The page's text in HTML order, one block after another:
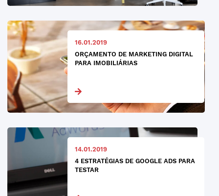
16.01.2019
ORÇAMENTO DE MARKETING DIGITAL
PARA IMOBILIÁRIAS
14.01.2019
4 ESTRATÉGIAS DE GOOGLE ADS PARA
TESTAR